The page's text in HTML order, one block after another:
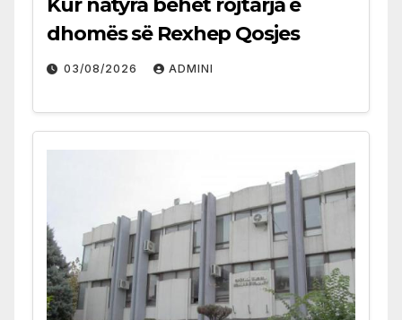
Kur natyra bëhet rojtarja e
dhomës së Rexhep Qosjes
03/08/2026 ADMINI